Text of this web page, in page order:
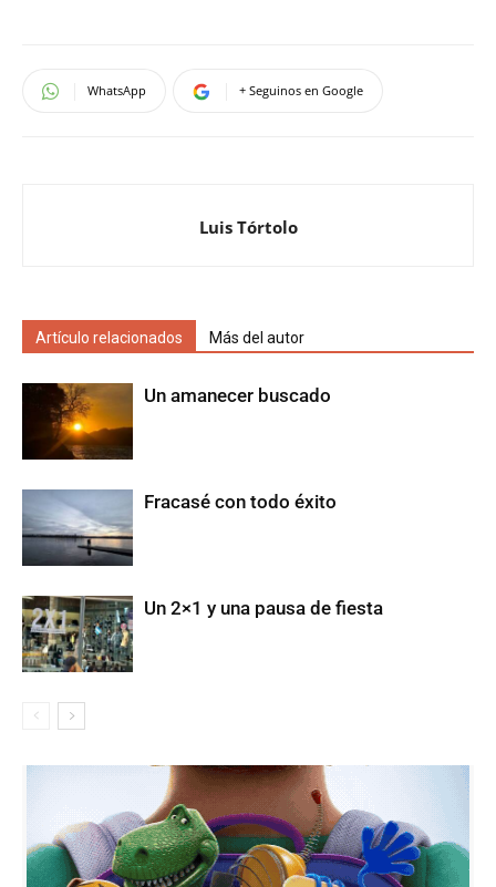
WhatsApp + Seguinos en Google
Luis Tórtolo
Artículo relacionados Más del autor
Un amanecer buscado
Fracasé con todo éxito
Un 2×1 y una pausa de fiesta